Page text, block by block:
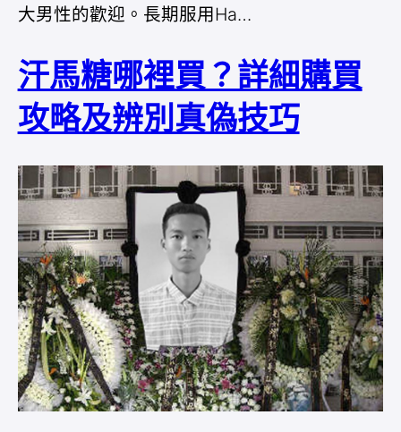
大男性的歡迎。長期服用Ha…
汗馬糖哪裡買？詳細購買
攻略及辨別真偽技巧